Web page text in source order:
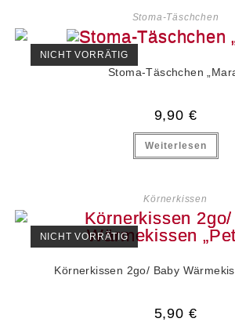
Stoma-Täschchen
NICHT VORRÄTIG
Stoma-Täschchen
9,90 €
Weiterlesen
Körnerkissen
NICHT VORRÄTIG
Körnerkissen 2go/ Baby
5,90 €